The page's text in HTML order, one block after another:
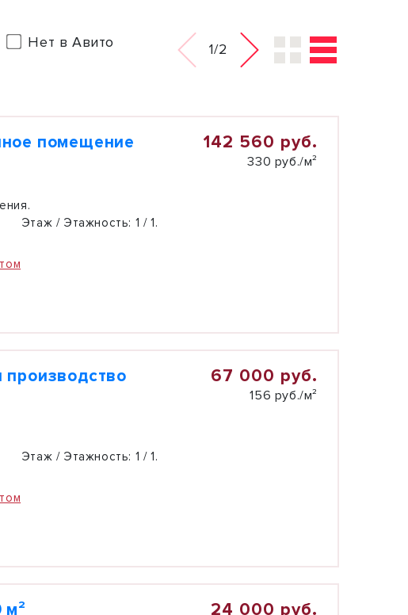
Нет в Авито 1/2
помещение 142 560 руб.
330 руб./м²
Этаж / Этажность: 1 / 1.
67 000 руб.
156 руб./м²
Этаж / Этажность: 1 / 1.
м² 24 000 руб.